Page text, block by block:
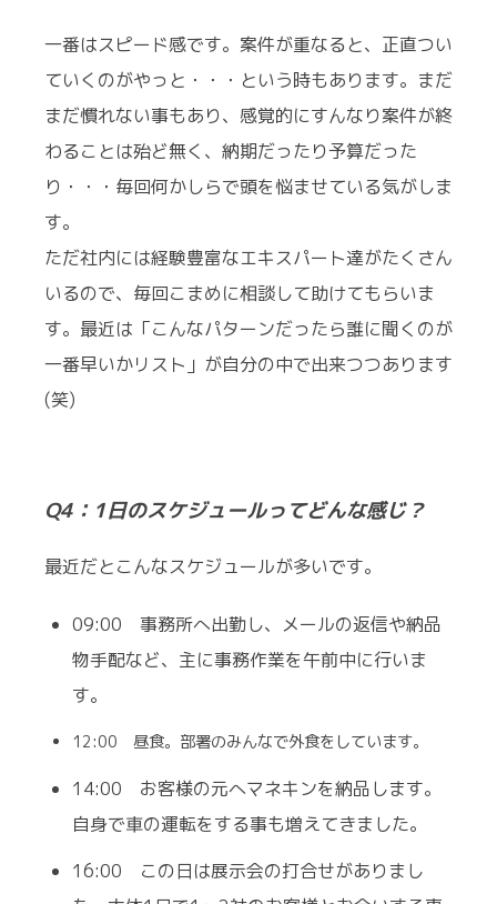
一番はスピード感です。案件が重なると、正直つい
ていくのがやっと・・・という時もあります。まだ
まだ慣れない事もあり、感覚的にすんなり案件が終
わることは殆ど無く、納期だったり予算だった
り・・・毎回何かしらで頭を悩ませている気がしま
す。
ただ社内には経験豊富なエキスパート達がたくさん
いるので、毎回こまめに相談して助けてもらいま
す。最近は「こんなパターンだったら誰に聞くのが
一番早いかリスト」が自分の中で出来つつあります
(笑)
Q4：1日のスケジュールってどんな感じ？
最近だとこんなスケジュールが多いです。
09:00 事務所へ出勤し、メールの返信や納品
物手配など、主に事務作業を午前中に行いま
す。
12:00 昼食。部署のみんなで外食をしています。
14:00 お客様の元へマネキンを納品します。
自身で車の運転をする事も増えてきました。
16:00 この日は展示会の打合せがありまし